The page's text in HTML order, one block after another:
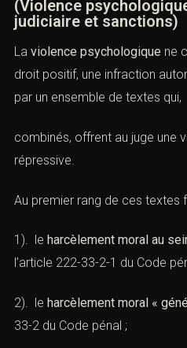
(Violence
judiciaire et sanctions)
Laviolence psychologiquene
droit positif, une infraction
combinés, offrent au juge une
1). leharcèlement moral au
2). leharcèlement moral «